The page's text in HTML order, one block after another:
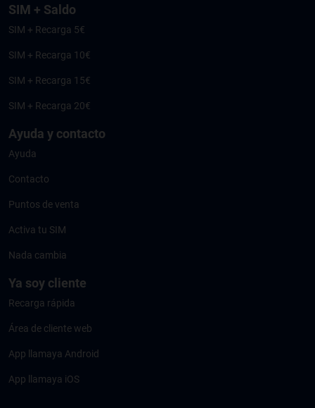
SIM + Saldo
SIM + Recarga 5€
SIM + Recarga 10€
SIM + Recarga 15€
SIM + Recarga 20€
Ayuda y contacto
Ayuda
Contacto
Puntos de venta
Activa tu SIM
Nada cambia
Ya soy cliente
Recarga rápida
Área de cliente web
App llamaya Android
App llamaya iOS